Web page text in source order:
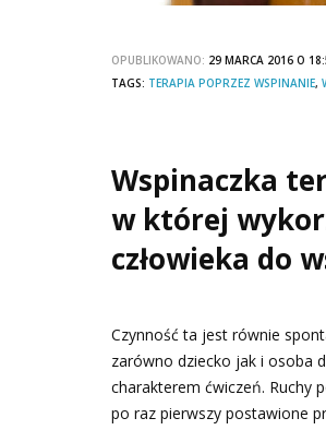
OPUBLIKOWANO: 29 MARCA 2016 O
TAGS: TERAPIA POPRZEZ WSPINANIE,
Wspinaczka
w której
człowieka do
Czynność ta jest równie
zarówno dziecko jak i osoba
charakterem ćwiczeń. Ruchy
po raz pierwszy postawione